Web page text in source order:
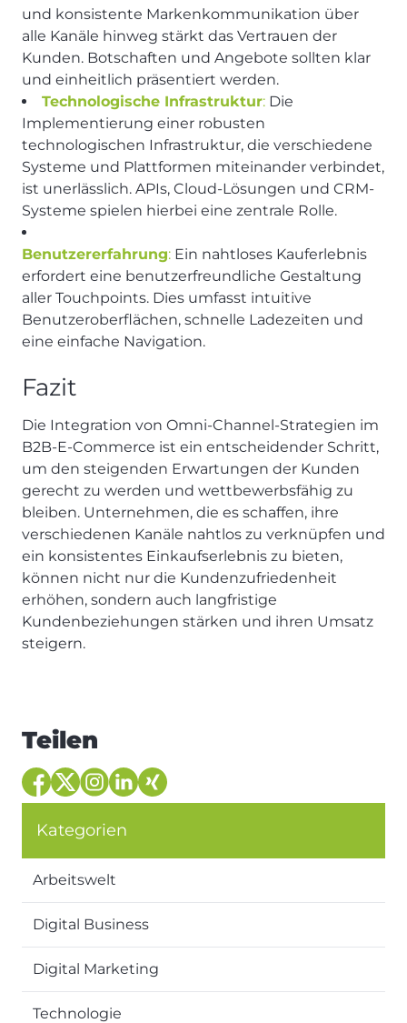
und konsistente Markenkommunikation über
alle Kanäle hinweg stärkt das Vertrauen der
Kunden. Botschaften und Angebote sollten klar
und einheitlich präsentiert werden.
Technologische Infrastruktur: Die
Implementierung einer robusten
technologischen Infrastruktur, die verschiedene
Systeme und Plattformen miteinander verbindet,
ist unerlässlich. APIs, Cloud-Lösungen und CRM-
Systeme spielen hierbei eine zentrale Rolle.
Benutzererfahrung: Ein nahtloses Kauferlebnis
erfordert eine benutzerfreundliche Gestaltung
aller Touchpoints. Dies umfasst intuitive
Benutzeroberflächen, schnelle Ladezeiten und
eine einfache Navigation.
Fazit
Die Integration von Omni-Channel-Strategien im
B2B-E-Commerce ist ein entscheidender Schritt,
um den steigenden Erwartungen der Kunden
gerecht zu werden und wettbewerbsfähig zu
bleiben. Unternehmen, die es schaffen, ihre
verschiedenen Kanäle nahtlos zu verknüpfen und
ein konsistentes Einkaufserlebnis zu bieten,
können nicht nur die Kundenzufriedenheit
erhöhen, sondern auch langfristige
Kundenbeziehungen stärken und ihren Umsatz
steigern.
Teilen
Kategorien
Arbeitswelt
Digital Business
Digital Marketing
Technologie